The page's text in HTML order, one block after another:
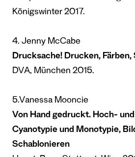
Königswinter 2017.
4. Jenny McCabe
Drucksache! Drucken, Färben,
DVA, München 2015.
5.Vanessa Mooncie
Von Hand gedruckt. Hoch-
Cyanotypie und Monotypie,
Schablonieren